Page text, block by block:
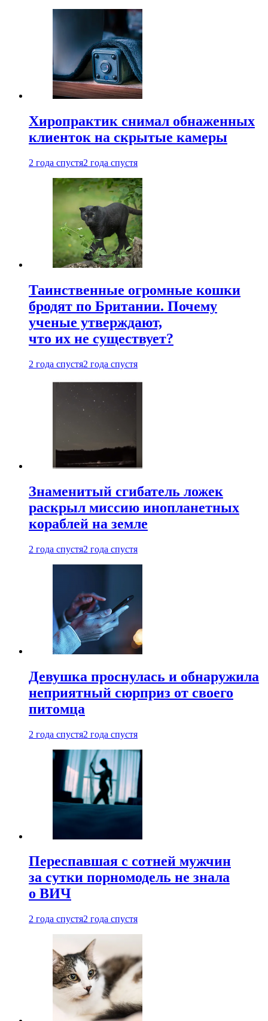
Хиропрактик снимал обнаженных
клиенток на скрытые камеры
2 года спустя2 года спустя
Таинственные огромные кошки
бродят по Британии. Почему
ученые утверждают,
что их не существует?
2 года спустя2 года спустя
Знаменитый сгибатель ложек
раскрыл миссию инопланетных
кораблей на земле
2 года спустя2 года спустя
Девушка проснулась и обнаружила
неприятный сюрприз от своего
питомца
2 года спустя2 года спустя
Переспавшая с сотней мужчин
за сутки порномодель не знала
о ВИЧ
2 года спустя2 года спустя